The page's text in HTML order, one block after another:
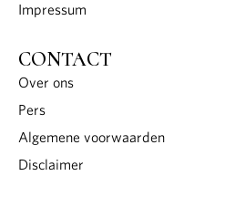
Impressum
CONTACT
Over ons
Pers
Algemene voorwaarden
Disclaimer